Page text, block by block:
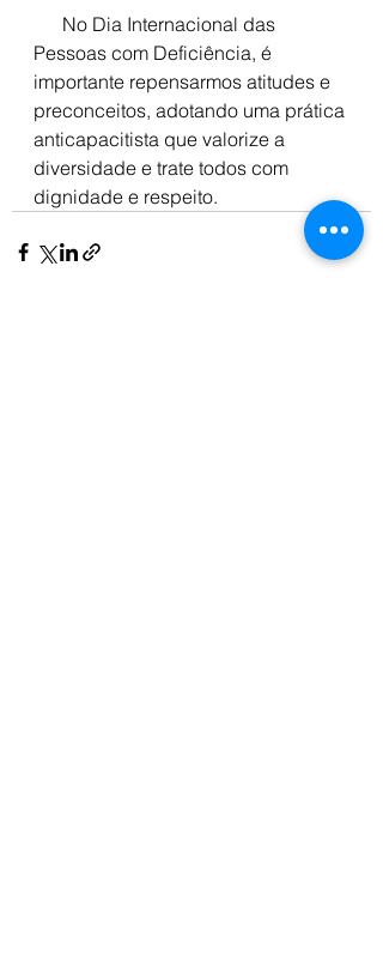
Pessoas com Deficiência, é
importante repensarmos atitudes e
preconceitos, adotando uma prática
anticapacitista que valorize a
diversidade e trate todos com
dignidade e respeito.